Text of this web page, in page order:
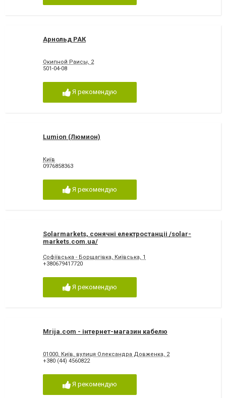
Арнольд РАК
Окипной Раисы, 2
501-04-08
Я рекомендую
Lumion (Люмион)
Київ
0976858363
Я рекомендую
Solarmarkets, сонячні електростанціі /solar-
markets.com.ua/
Софіївська - Борщагівка, Київська, 1
+380679417720
Я рекомендую
Mrija.com - інтернет-магазин кабелю
01000, Київ, вулиця Олександра Довженка, 2
+380 (44) 4560822
Я рекомендую